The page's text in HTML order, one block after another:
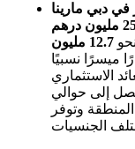
في دبي مارينا
درهم
12.7 مليون
ميسرًا نسبيًا
الاستثماري
إلى حوالي
وتوفر